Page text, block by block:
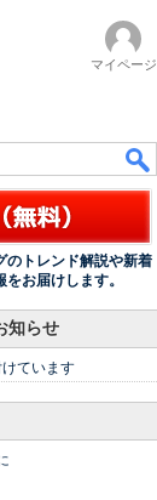
マイページ
のトレンド解説や新着
お届けします。
知らせ
ています